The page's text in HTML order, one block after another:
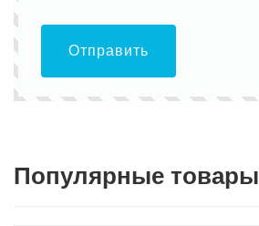
Отправить
Популярные товары